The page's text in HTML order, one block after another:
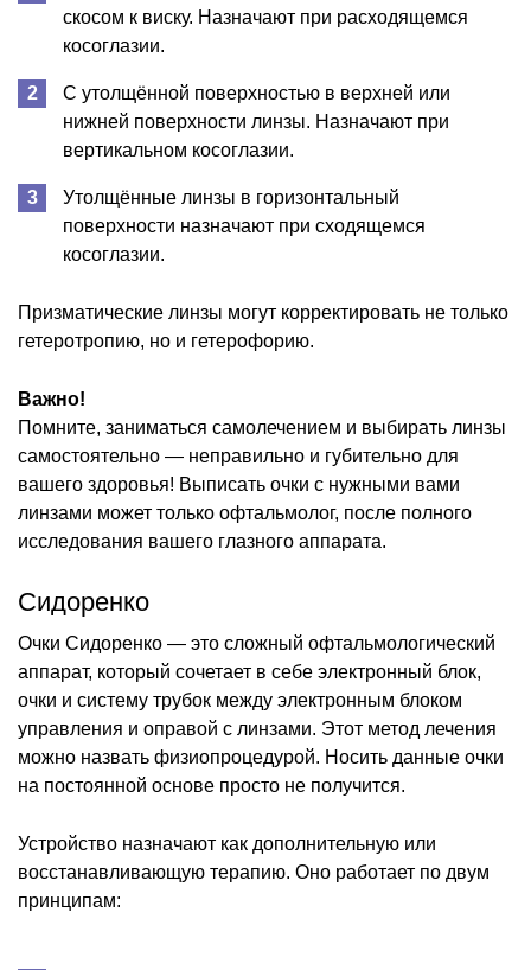
скосом к виску. Назначают при расходящемся
косоглазии.
С утолщённой поверхностью в верхней или
нижней поверхности линзы. Назначают при
вертикальном косоглазии.
Утолщённые линзы в горизонтальный
поверхности назначают при сходящемся
косоглазии.
Призматические линзы могут корректировать не только
гетеротропию, но и гетерофорию.
Важно!
Помните, заниматься самолечением и выбирать линзы
самостоятельно — неправильно и губительно для
вашего здоровья! Выписать очки с нужными вами
линзами может только офтальмолог, после полного
исследования вашего глазного аппарата.
Сидоренко
Очки Сидоренко — это сложный офтальмологический
аппарат, который сочетает в себе электронный блок,
очки и систему трубок между электронным блоком
управления и оправой с линзами. Этот метод лечения
можно назвать физиопроцедурой. Носить данные очки
на постоянной основе просто не получится.
Устройство назначают как дополнительную или
восстанавливающую терапию. Оно работает по двум
принципам: